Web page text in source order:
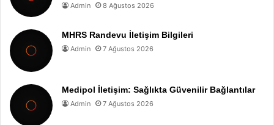
Admin 8 Ağustos 2026
MHRS Randevu İletişim Bilgileri
Admin 7 Ağustos 2026
Medipol İletişim: Sağlıkta Güvenilir Bağlantılar
Admin 7 Ağustos 2026